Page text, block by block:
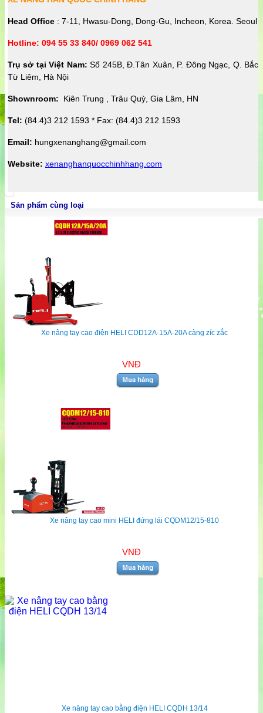
Head Office : 7-11, Hwasu-Dong, Dong-Gu, Incheon, Korea. Seoul
Hotline: 094 55 33 840/ 0969 062 541
Trụ sở tại Việt Nam: Số 245B, Đ.Tân Xuân, P. Đông Ngạc, Q. Bắc
Từ Liêm, Hà Nội
Shownroom: Kiên Trung , Trâu Quỳ, Gia Lâm, HN
Tel: (84.4)3 212 1593 * Fax: (84.4)3 212 1593
Email: hungxenanghang@gmail.com
Website: xenanghanquocchinhhang.com
Sản phẩm cùng loại
Xe nâng tay cao điện HELI CDD12A-15A-20A càng zíc zắc
VNĐ
Xe nâng tay cao mini HELI đứng lái CQDM12/15-810
VNĐ
Xe nâng tay cao bằng điện HELI CQDH 13/14